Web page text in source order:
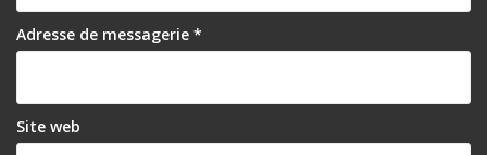
Adresse de messagerie *
Site web